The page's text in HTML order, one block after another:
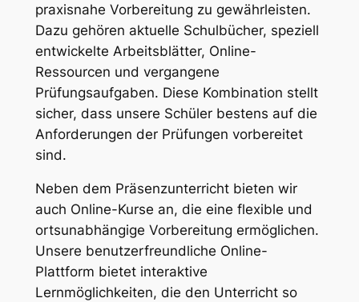
praxisnahe Vorbereitung zu gewährleisten.
Dazu gehören aktuelle Schulbücher, speziell
entwickelte Arbeitsblätter, Online-
Ressourcen und vergangene
Prüfungsaufgaben. Diese Kombination stellt
sicher, dass unsere Schüler bestens auf die
Anforderungen der Prüfungen vorbereitet
sind.
Neben dem Präsenzunterricht bieten wir
auch Online-Kurse an, die eine flexible und
ortsunabhängige Vorbereitung ermöglichen.
Unsere benutzerfreundliche Online-
Plattform bietet interaktive
Lernmöglichkeiten, die den Unterricht so